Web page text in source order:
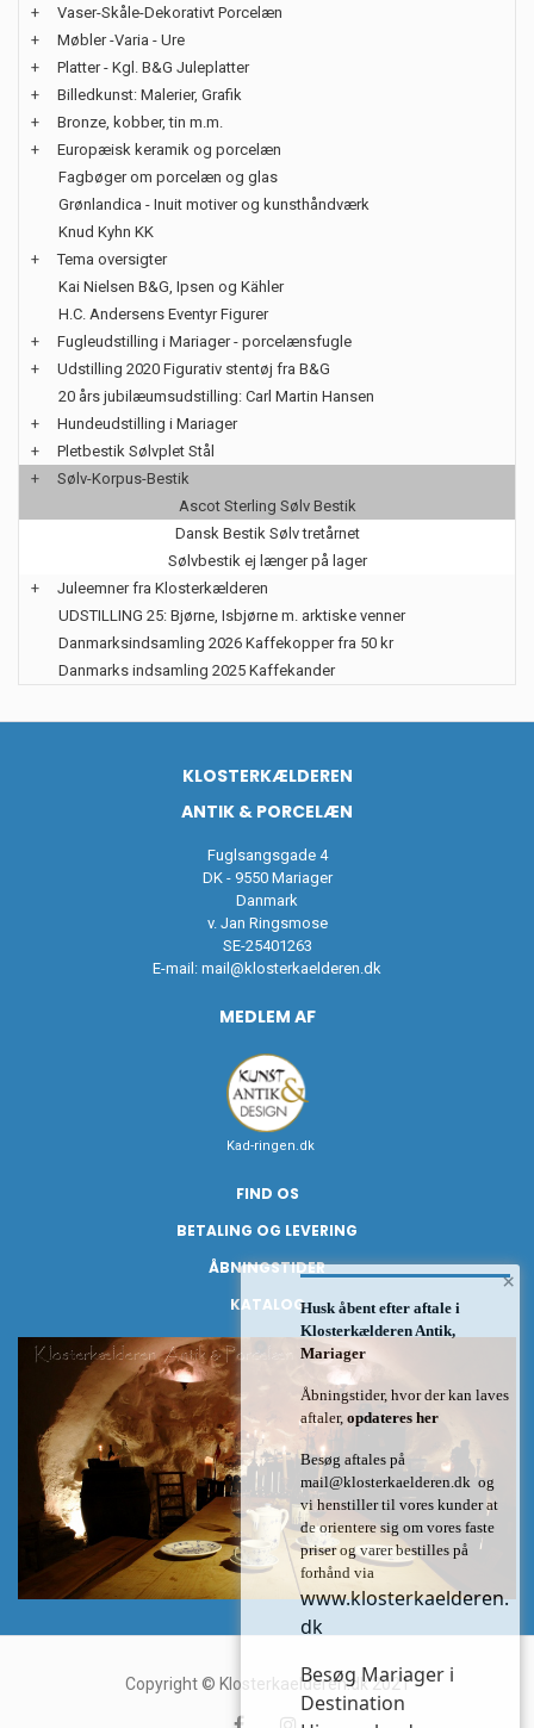
+
Vaser-Skåle-Dekorativt Porcelæn
+
Møbler -Varia - Ure
+
Platter - Kgl. B&G Juleplatter
+
Billedkunst: Malerier, Grafik
+
Bronze, kobber, tin m.m.
+
Europæisk keramik og porcelæn
Fagbøger om porcelæn og glas
Grønlandica - Inuit motiver og kunsthåndværk
Knud Kyhn KK
+
Tema oversigter
Kai Nielsen B&G, Ipsen og Kähler
H.C. Andersens Eventyr Figurer
+
Fugleudstilling i Mariager - porcelænsfugle
+
Udstilling 2020 Figurativ stentøj fra B&G
20 års jubilæumsudstilling: Carl Martin Hansen
+
Hundeudstilling i Mariager
+
Pletbestik Sølvplet Stål
+
Sølv-Korpus-Bestik
Ascot Sterling Sølv Bestik
Dansk Bestik Sølv tretårnet
Sølvbestik ej længer på lager
+
Juleemner fra Klosterkælderen
UDSTILLING 25: Bjørne, Isbjørne m. arktiske venner
Danmarksindsamling 2026 Kaffekopper fra 50 kr
Danmarks indsamling 2025 Kaffekander
KLOSTERKÆLDEREN
ANTIK & PORCELÆN
Fuglsangsgade 4
DK - 9550 Mariager
Danmark
v. Jan Ringsmose
SE-25401263
E-mail: mail@klosterkaelderen.dk
MEDLEM AF
Kad-ringen.dk
FIND OS
BETALING OG LEVERING
ÅBNINGSTIDER
KATALOG
Copyright © Klosterkaelderen.dk 2021
×
Husk åbent efter aftale i
Klosterkælderen Antik,
Mariager
Åbningstider, hvor der kan laves
aftaler, opdateres her
Besøg aftales på
mail@klosterkaelderen.dk og
vi henstiller til vores kunder at
de orientere sig om vores faste
priser og varer bestilles på
forhånd via
www.klosterkaelderen.
dk
Besøg Mariager i
Destination